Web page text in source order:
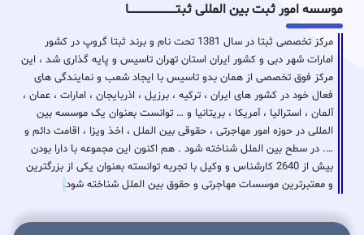
موسسه امور ثبت بین المللی ثبتـــــــــــــــــــــــــــــا
مرکز تخصصی ثبتا در سال 1381 تحت نام و برند ثبتا گروپ در کشور
امارات شهر دبی و کشور ایران استان تهران تاسیس و پایه گذاری شد ، این
مرکز فوق تخصصی از همان بدو تاسیس با ایجاد شعب و نمایندگی های
فعال خود در کشور های ایران ، ترکیه ، برزیل ، اذربایجان ، امارات ، عمان ،
آلمان ، استرالیا ، آمریکا ، بریتانیا و … توانست بعنوان یک موسسه بین
المللی در حوزه امور مهاجرتی ، حقوقی بین الملل ، اخذ ویزا ، اقامت دائم و
…. در سطح بین الملل شناخته شود . هم اکنون این مجموعه با دارا بودن
بیش از 2640 کارشناس و وکیل با تجربه توانسته بعنوان یکی از بزرگترین
و معتبرترین موسسات مهاجرتی و حقوق بین الملل شناخته شود.